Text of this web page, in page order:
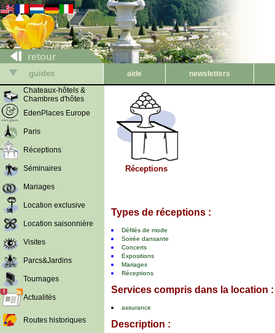
retour
guides aide
newsletters
Chateaux-hôtels &
Chambres d'hôtes
EdenPlaces Europe
Paris
Réceptions
Séminaires
Mariages
Location exclusive
Location saisonnière
Visites
Parcs&Jardins
Tournages
Actualités
Routes historiques
Réceptions
Types de réceptions :
Défilés de mode
Soirée dansante
Concerts
Expositions
Mariages
Réceptions
Services compris dans la location :
assurance
Description :